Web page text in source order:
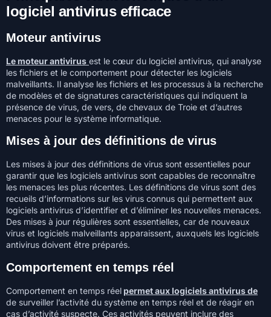
logiciel antivirus efficace
Moteur antivirus
Le moteur antivirus est le cœur du logiciel antivirus, qui analyse
les fichiers et le comportement pour détecter les logiciels
malveillants. Il analyse les fichiers et les processus à la recherche
de modèles et de signatures caractéristiques qui indiquent la
présence de virus, de vers, de chevaux de Troie et d’autres
menaces pour le système informatique.
Mises à jour des définitions de virus
Les mises à jour des définitions de virus sont essentielles pour
garantir que les logiciels antivirus sont capables de reconnaître
les menaces les plus récentes. Les définitions de virus sont des
recueils d’informations sur les virus connus qui permettent aux
logiciels antivirus d’identifier et d’éliminer les nouvelles menaces.
Des mises à jour régulières sont essentielles, car de nouveaux
virus et logiciels malveillants apparaissent, auxquels les logiciels
antivirus doivent être préparés.
Comportement en temps réel
Comportement en temps réelpermet aux logiciels antivirus de
de surveiller l’activité du système en temps réel et de réagir en
cas d’activité suspecte. Ces activités peuvent inclure des